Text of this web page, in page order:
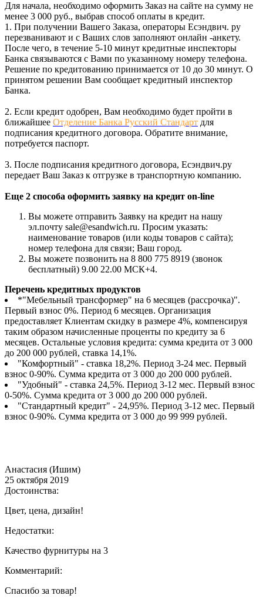
Для начала, необходимо оформить Заказ на сайте на сумму не
менее 3 000 руб., выбрав способ оплаты в кредит.
1. При получении Вашего Заказа, операторы Есэндвич. ру
перезванивают и с Ваших слов заполняют онлайн -анкету.
После чего, в течение 5-10 минут кредитные инспекторы
Банка связываются с Вами по указанному номеру телефона.
Решение по кредитованию принимается от 10 до 30 минут. О
принятом решении Вам сообщает кредитный инспектор
Банка.
2. Если кредит одобрен, Вам необходимо будет пройти в
ближайшее Отделение Банка Русский Стандарт для
подписания кредитного договора. Обратите внимание,
потребуется паспорт.
3. После подписания кредитного договора, Есэндвич.ру
передает Ваш Заказ к отгрузке в транспортную компанию.
Еще 2 способа оформить заявку на кредит on-line
Вы можете отправить Заявку на кредит на нашу
эл.почту sale@esandwich.ru. Просим указать:
наименование товаров (или коды товаров с сайта);
номер телефона для связи; Ваш город.
Вы можете позвонить на 8 800 775 8919 (звонок
бесплатный) 9.00 22.00 МСК+4.
Перечень кредитных продуктов
*"Мебельный трансформер" на 6 месяцев (рассрочка)".
Первый взнос 0%. Период 6 месяцев. Организация
предоставляет Клиентам скидку в размере 4%, компенсируя
таким образом начисленные проценты по кредиту за 6
месяцев. Остальные условия кредита: сумма кредита от 3 000
до 200 000 рублей, ставка 14,1%.
"Комфортный" - ставка 18,2%. Период 3-24 мес. Первый
взнос 0-90%. Сумма кредита от 3 000 до 200 000 рублей.
"Удобный" - ставка 24,5%. Период 3-12 мес. Первый взнос
0-50%. Сумма кредита от 3 000 до 200 000 рублей.
"Стандартный кредит" - 24,95%. Период 3-12 мес. Первый
взнос 0-90%. Сумма кредита от 3 000 до 99 999 рублей.
Анастасия (Ишим)
25 октября 2019
Достоинства:
Цвет, цена, дизайн!
Недостатки:
Качество фурнитуры на 3
Комментарий:
Спасибо за товар!